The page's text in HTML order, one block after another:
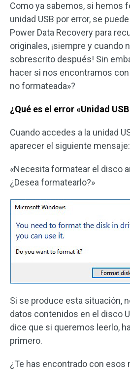
Como ya sabemos, si hemos
unidad USB por error, se
Power Data Recovery para
originales, ¡siempre y cuando
sobrescrito después! Sin
hacer si nos encontramos con
no formateada»?
¿Qué es el error «Unidad
Cuando accedes a la unidad
aparecer el siguiente mensaje:
«Necesita formatear el disco
¿Desea formatearlo?»
Si se produce esta situación,
datos contenidos en el disco
dice que si queremos leerlo,
primero.
¿Te has encontrado con esos